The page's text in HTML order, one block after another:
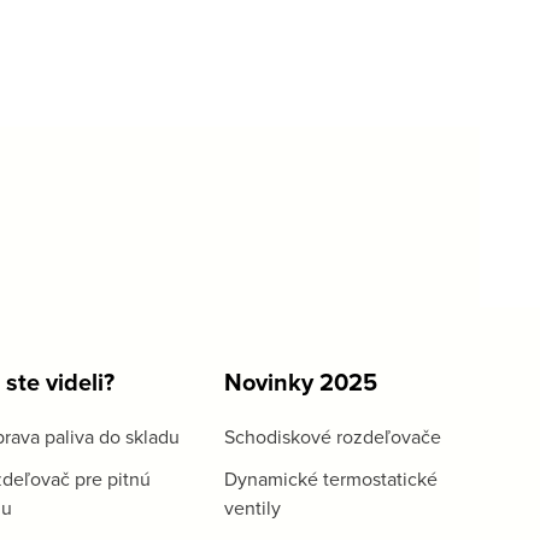
videli?
paliva do skladu
pre pitnú
Novinky 2025
Schodiskové rozdeľovače
Dynamické termostatické
ventily